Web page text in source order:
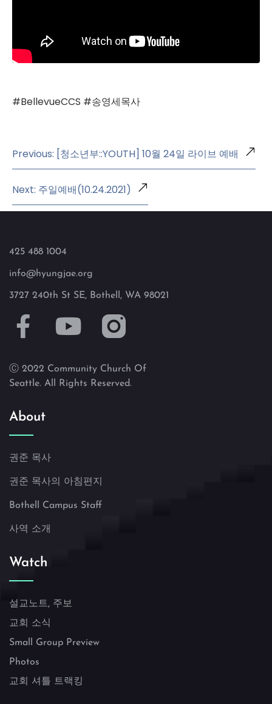
#BellevueCCS #송영세목사
Previous: [청소년부::YOUTH] 10월 24일 라이브 예배
Next: 주일예배(10.24.2021)
425 488 1004
info@hyungjae.org
3727 240th St SE, Bothell, WA 98021
Ⓒ 2022 Community Church Of
Seattle. All Rights Reserved.
About
권준 목사
권준 목사의 아침편지
Bothell Campus Staff
사역 소개
Watch
설교노트, 주보
교회 소식
Small Group Preview
Photos
교회 셔틀 트랙킹